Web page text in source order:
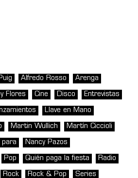
Alfredo Rosso Arenga
Flores Cine Disco Entrevistas
Llave en Mano
Martin Wullich Martín Ciccioli
para Nancy Pazos
Pop Quién paga la fiesta Radio
Rock Rock & Pop Series